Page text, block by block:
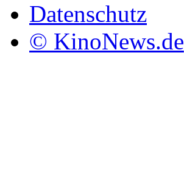
Datenschutz
© KinoNews.de